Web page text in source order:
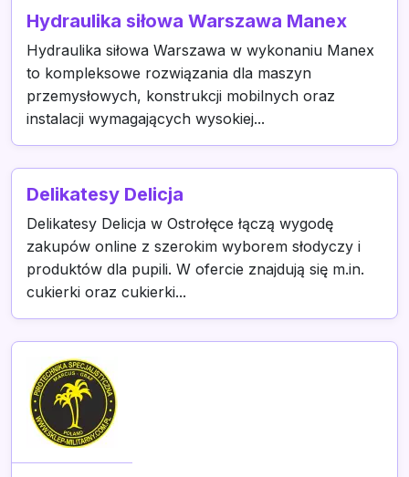
Hydraulika siłowa Warszawa Manex
Hydraulika siłowa Warszawa w wykonaniu Manex
to kompleksowe rozwiązania dla maszyn
przemysłowych, konstrukcji mobilnych oraz
instalacji wymagających wysokiej...
Delikatesy Delicja
Delikatesy Delicja w Ostrołęce łączą wygodę
zakupów online z szerokim wyborem słodyczy i
produktów dla pupili. W ofercie znajdują się m.in.
cukierki oraz cukierki...